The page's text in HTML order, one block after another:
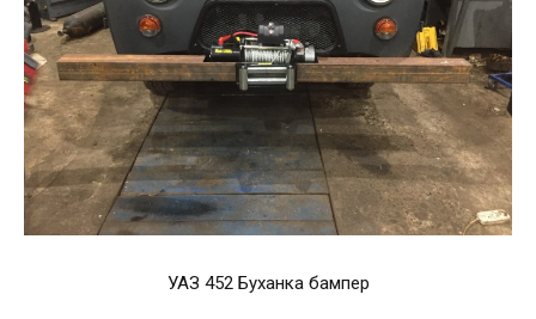
УАЗ 452 Буханка бампер